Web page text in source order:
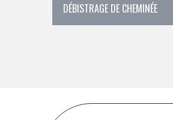
DÉBISTRAGE DE CHEMINÉE